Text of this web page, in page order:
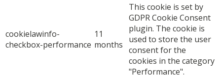
cookielawinfo-
checkbox-performance
11
months
This cookie is set by
GDPR Cookie Consent
plugin. The cookie is
used to store the user
consent for the
cookies in the category
"Performance".